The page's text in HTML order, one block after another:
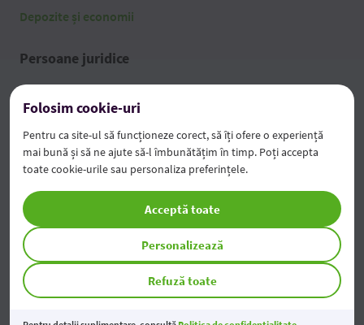
Depozite și economii
Persoane juridice
Economii și investiții
Leasing
Factoring & Trade Finance
Alte servicii
Tarife
Despre bancă
Despre bancă
Publicarea informației
Echipă
Acționari
Folosim cookie-uri
Pentru ca site-ul să funcționeze corect, să îți ofere o experiență
mai bună și să ne ajute să-l îmbunătățim în timp. Poți accepta
toate cookie-urile sau personaliza preferințele.
Refuză toate
Personalizează
Acceptă toate